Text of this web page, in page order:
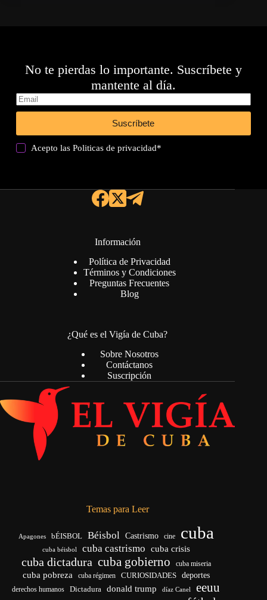
No te pierdas lo importante. Suscríbete y
mantente al día.
Suscríbete
Acepto lasPoliticas de privacidad*
Información
Política de Privacidad
Términos y Condiciones
Preguntas Frecuentes
Blog
¿Qué es el Vigía de Cuba?
Sobre Nosotros
Contáctanos
Suscripción
Temas para Leer
Apagones bÉISBOL Béisbol Castrismo cine cuba
cuba béisbol cuba castrismo cuba crisis
cuba dictadura cuba gobierno cuba miseria
cuba pobreza cuba régimen CURIOSIDADES deportes
derechos humanos Dictadura donald trump díaz Canel eeuu